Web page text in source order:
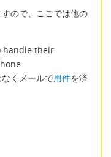
ので、ここでは他の
handle their
くメールで用件を済